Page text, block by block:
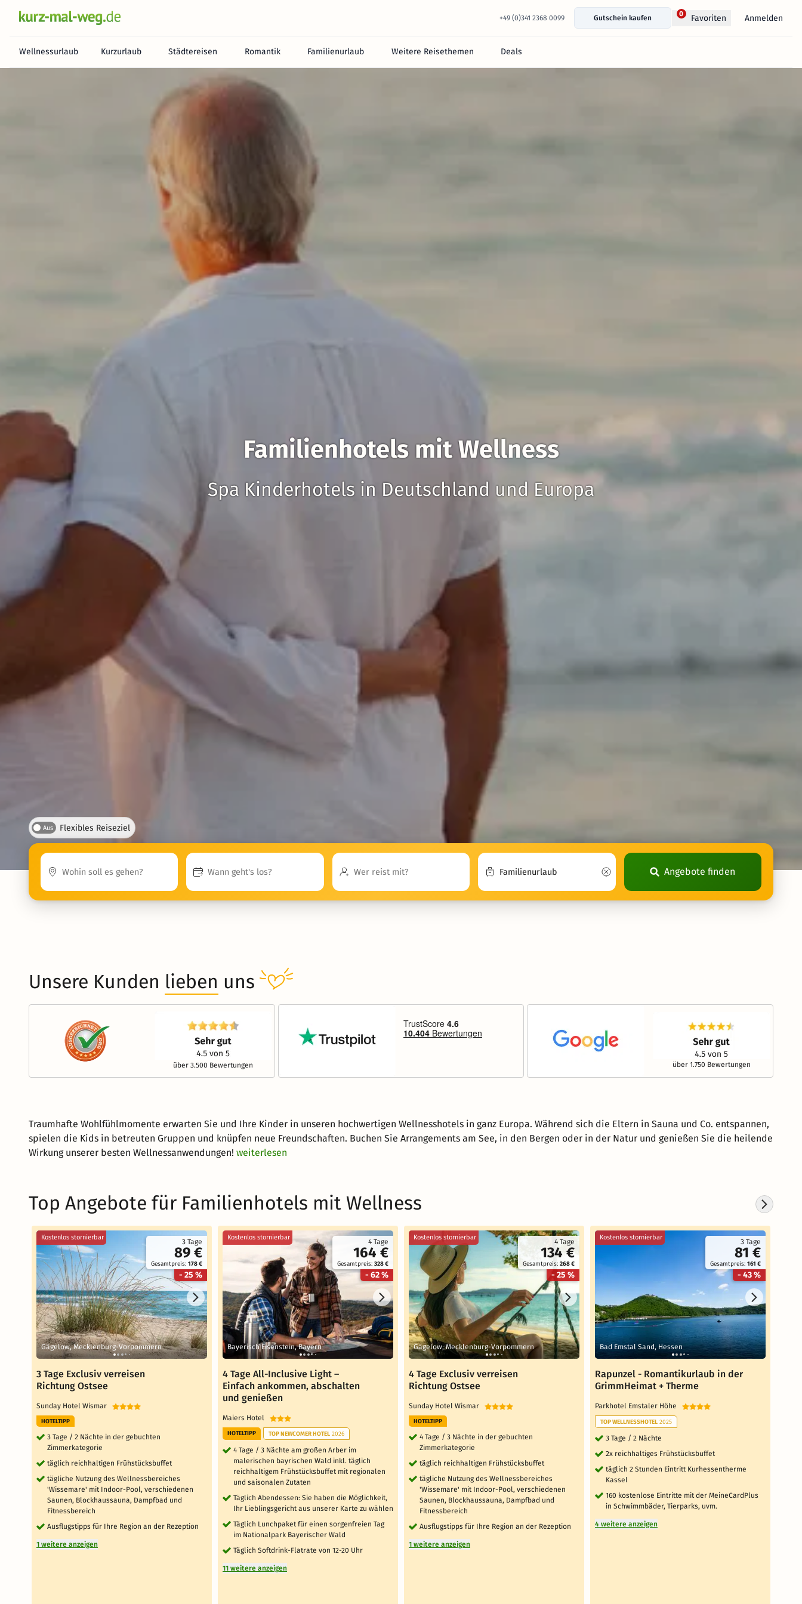
+49 (0)341 2368 0099 Gutschein kaufen
0 Favoriten Anmelden
Wellnessurlaub Kurzurlaub Städtereisen Romantik Familienurlaub Weitere Reisethemen Deals
Familienhotels mit Wellness
Spa Kinderhotels in Deutschland und Europa
Aus Flexibles Reiseziel
Angebote finden
Unsere Kunden lieben uns
über 3.500 Bewertungen über 1.750 Bewertungen
Traumhafte Wohlfühlmomente erwarten Sie und Ihre Kinder in unseren hochwertigen Wellnesshotels in ganz Europa. Während sich die Eltern in Sauna und Co. entspannen,
spielen die Kids in betreuten Gruppen und knüpfen neue Freundschaften. Buchen Sie Arrangements am See, in den Bergen oder in der Natur und genießen Sie die heilende
Wirkung unserer besten Wellnessanwendungen! weiterlesen
Top Angebote für Familienhotels mit Wellness
3 Tage
89 €
Gesamtpreis: 178 €
- 25 %
Kostenlos stornierbar
Gägelow, Mecklenburg-Vorpommern
3 Tage Exclusiv verreisen
Richtung Ostsee
Sunday Hotel Wismar
HOTELTIPP
3 Tage / 2 Nächte in der gebuchten
Zimmerkategorie
täglich reichhaltigen Frühstücksbuffet
tägliche Nutzung des Wellnessbereiches
'Wissemare' mit Indoor-Pool, verschiedenen
Saunen, Blockhaussauna, Dampfbad und
Fitnessbereich
Ausflugstipps für Ihre Region an der Rezeption
1 weitere anzeigen
4 Tage
164 €
Gesamtpreis: 328 €
- 62 %
Kostenlos stornierbar
Bayerisch Eisenstein, Bayern
4 Tage All-Inclusive Light –
Einfach ankommen, abschalten
und genießen
Maiers Hotel
HOTELTIPP TOP NEWCOMER HOTEL 2026
4 Tage / 3 Nächte am großen Arber im
malerischen bayrischen Wald inkl. täglich
reichhaltigem Frühstücksbuffet mit regionalen
und saisonalen Zutaten
Täglich Abendessen: Sie haben die Möglichkeit,
Ihr Lieblingsgericht aus unserer Karte zu wählen
Täglich Lunchpaket für einen sorgenfreien Tag
im Nationalpark Bayerischer Wald
Täglich Softdrink-Flatrate von 12-20 Uhr
11 weitere anzeigen
4 Tage
134 €
Gesamtpreis: 268 €
- 25 %
Kostenlos stornierbar
Gägelow, Mecklenburg-Vorpommern
4 Tage Exclusiv verreisen
Richtung Ostsee
Sunday Hotel Wismar
HOTELTIPP
4 Tage / 3 Nächte in der gebuchten
Zimmerkategorie
täglich reichhaltigen Frühstücksbuffet
tägliche Nutzung des Wellnessbereiches
'Wissemare' mit Indoor-Pool, verschiedenen
Saunen, Blockhaussauna, Dampfbad und
Fitnessbereich
Ausflugstipps für Ihre Region an der Rezeption
1 weitere anzeigen
3 Tage
81 €
Gesamtpreis: 161 €
- 43 %
Kostenlos stornierbar
Bad Emstal Sand, Hessen
Rapunzel - Romantikurlaub in der
GrimmHeimat + Therme
Parkhotel Emstaler Höhe
TOP WELLNESSHOTEL 2025
3 Tage / 2 Nächte
2x reichhaltiges Frühstücksbuffet
täglich 2 Stunden Eintritt Kurhessentherme
Kassel
160 kostenlose Eintritte mit der MeineCardPlus
in Schwimmbäder, Tierparks, uvm.
4 weitere anzeigen